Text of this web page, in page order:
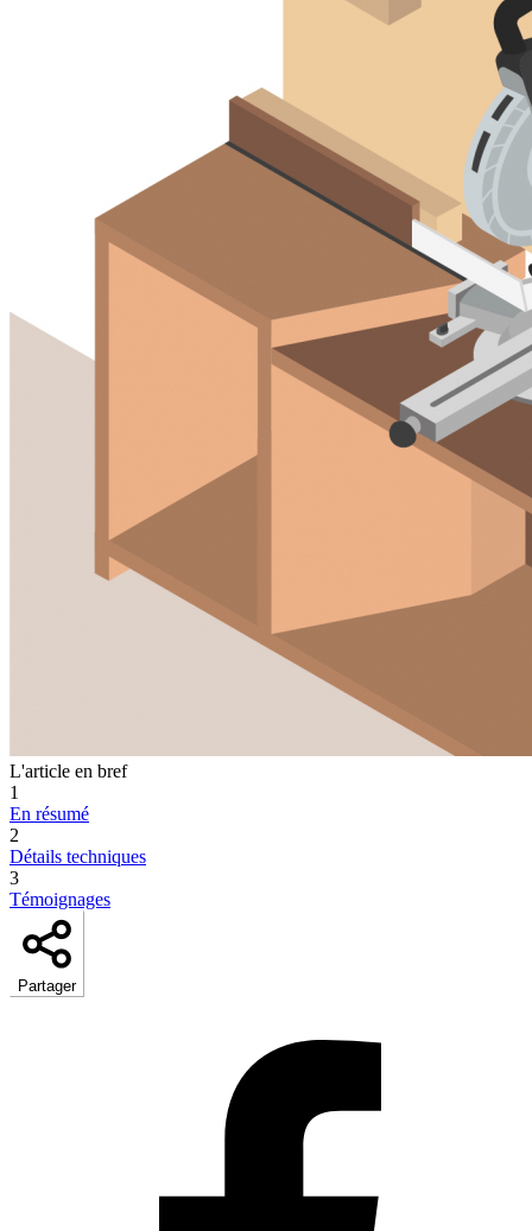
L'article en bref
1
En résumé
2
Détails techniques
3
Témoignages
Partager